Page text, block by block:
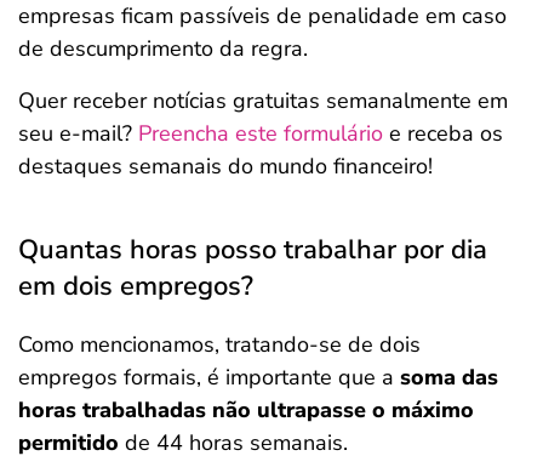
empresas ficam passíveis de penalidade em caso
de descumprimento da regra.
Quer receber notícias gratuitas semanalmente em
seu e-mail? Preencha este formulário e receba os
destaques semanais do mundo financeiro!
Quantas horas posso trabalhar por dia
em dois empregos?
Como mencionamos, tratando-se de dois
empregos formais, é importante que a soma das
horas trabalhadas não ultrapasse o máximo
permitido de 44 horas semanais.